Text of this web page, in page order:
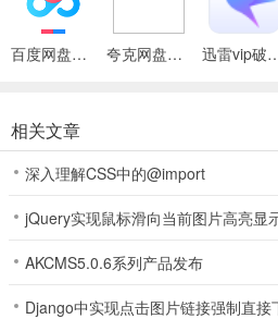
6.设施升级优先“商品价格”和“排队人
率再慢顾客也会等着你。
1.成双公寓有一大两小三块地，请在大
日用品店和医院。
具。
3.招募房客时，如果招到某职业+无业
百度网盘绿色免安装Pc电脑版 夸克网盘官方正式版 迅雷vip破解版
相关文章
深入理解CSS中的@import
jQuery实现鼠标滑向当前图片高亮显
AKCMS5.0.6系列产品发布
Django中实现点击图片链接强制直接